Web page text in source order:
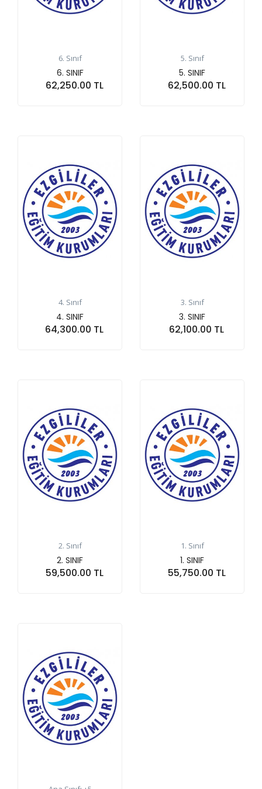
6. Sınıf
6. SINIF
62,250.00 TL
5. Sınıf
5. SINIF
62,500.00 TL
4. Sınıf
4. SINIF
64,300.00 TL
3. Sınıf
3. SINIF
62,100.00 TL
2. Sınıf
2. SINIF
59,500.00 TL
1. Sınıf
1. SINIF
55,750.00 TL